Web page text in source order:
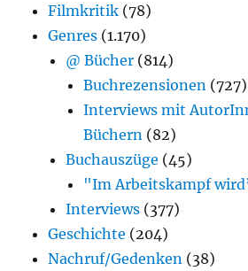
Filmkritik (78)
Genres (1.170)
@ Bücher (814)
Buchrezensionen (727)
Interviews mit
Büchern (82)
Buchauszüge (45)
"Im Arbeitskampf
Interviews (377)
Geschichte (204)
Nachruf/Gedenken (38)